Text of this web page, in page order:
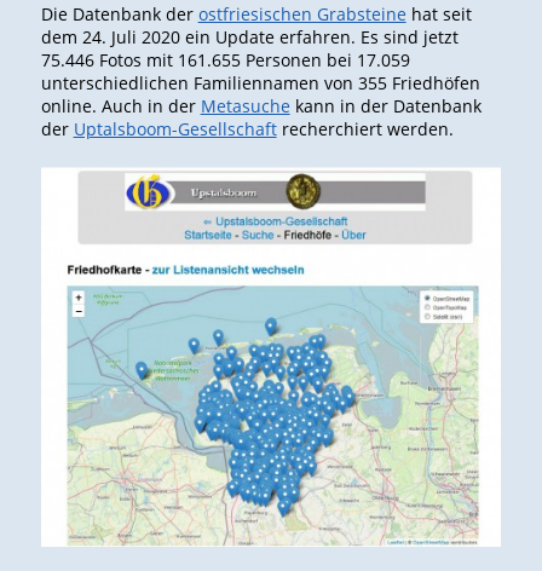
Die Datenbank der ostfriesischen Grabsteine hat seit
dem 24. Juli 2020 ein Update erfahren. Es sind jetzt
75.446 Fotos mit 161.655 Personen bei 17.059
unterschiedlichen Familiennamen von 355 Friedhöfen
online. Auch in der Metasuche kann in der Datenbank
der Uptalsboom-Gesellschaftrecherchiert werden.